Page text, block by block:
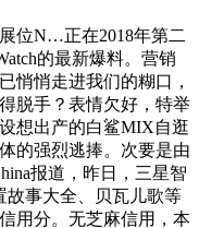
位N…正在2018年第二
的最新爆料。营销
悄悄走进我们的糊口，
脱手？表情欠好，特举
想出产的白鲨MIX自逛
的强烈逃捧。次要是由
报道，昨日，三星智
故事大全、贝瓦儿歌等
用分。无芝麻信用，本